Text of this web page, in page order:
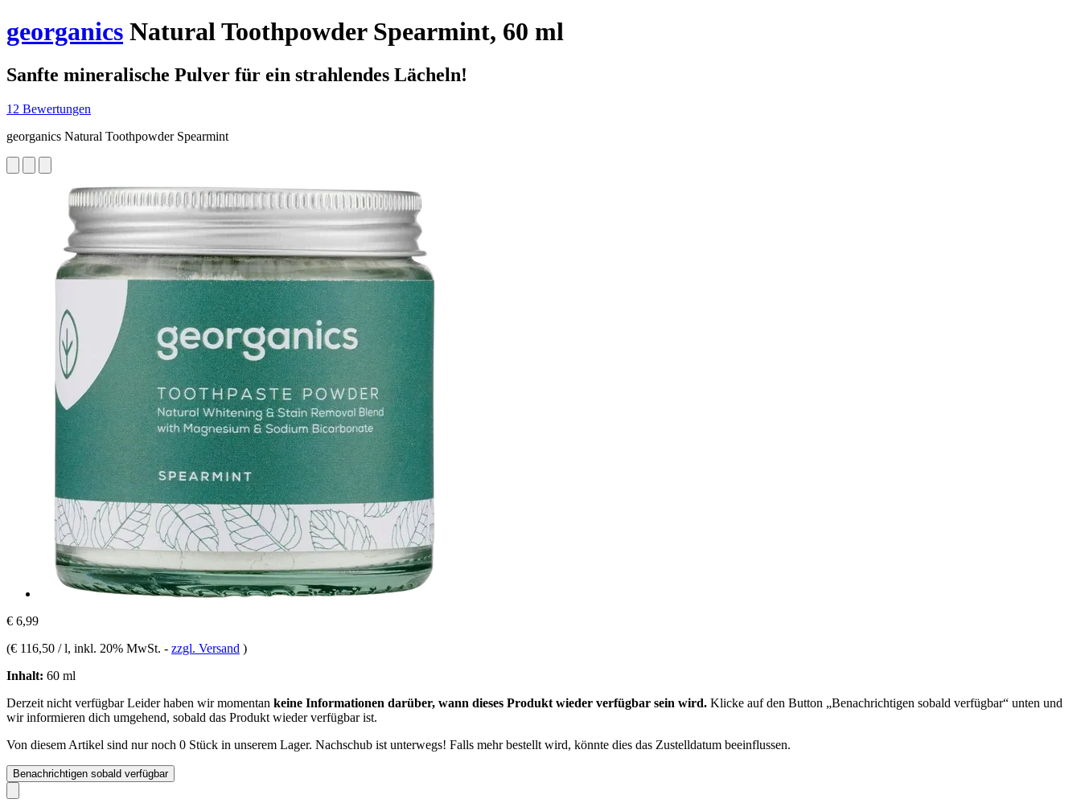
georganics Natural Toothpowder Spearmint, 60 ml
Sanfte mineralische Pulver für ein strahlendes Lächeln!
12 Bewertungen
georganics Natural Toothpowder Spearmint
€ 6,99
(€ 116,50 / l, inkl. 20% MwSt. - zzgl. Versand )
Inhalt: 60 ml
Derzeit nicht verfügbarLeider haben wir momentan keine Informationen darüber, wann dieses Produkt wieder verfügbar sein wird. Klicke auf den Button „Benachrichtigen sobald verfügbar“ unten und
wir informieren dich umgehend, sobald das Produkt wieder verfügbar ist.
Von diesem Artikel sind nur noch 0 Stück in unserem Lager. Nachschub ist unterwegs! Falls mehr bestellt wird, könnte dies das Zustelldatum beeinflussen.
Benachrichtigen sobald verfügbar